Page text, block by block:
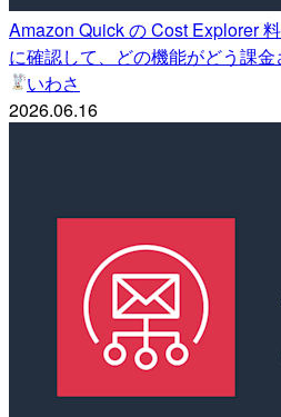
Amazon Quick の Cost Explorer
に確認して、どの機能がどう課
いわさ
2026.06.16